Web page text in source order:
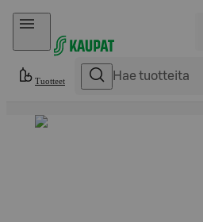
Hyppää sisältöön
Tuotteet